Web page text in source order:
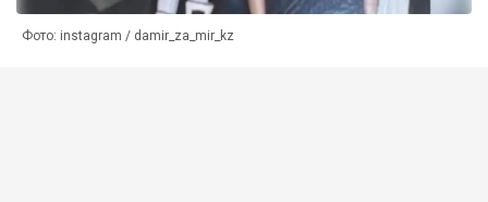
Фото: instagram / damir_za_mir_kz